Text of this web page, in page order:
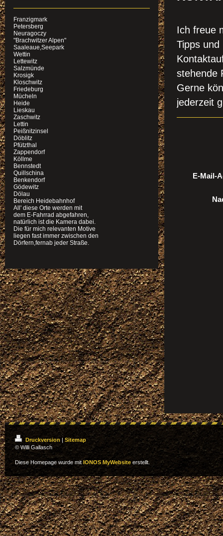
Ich freue
Tipps und
stehende
Gerne
jederzeit
E-Mail-
Franzigmark
Petersberg
Neuragoczy
"Brachwitzer Alpen"
Saaleaue,Seepark
Wettin
Lettewitz
Salzmünde
Krosigk
Kloschwitz
Friedeburg
Mücheln
Heide
Lieskau
Zaschwitz
Lettin
Peißnitzinsel
Döblitz
Pfützthal
Zappendorf
Köllme
Bennstedt
Quillschina
Benkendorf
Gödewitz
Dölau
Bereich Heidebahnhof
All' diese Orte werden mit
dem E-Fahrrad abgefahren,
natürlich ist die Kamera dabei.
Die für mich relevanten Motive
liegen fast immer zwischen den
Dörfern,fernab jeder Straße.
Druckversion | Sitemap
© Willi Gallasch
Diese Homepage wurde mitIONOS MyWebsite erstellt.